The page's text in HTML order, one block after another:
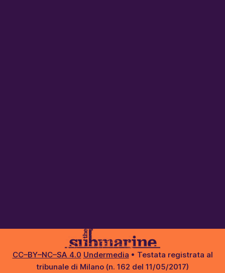
CC–BY–NC–SA 4.0 Undermedia • Testata registrata al
tribunale di Milano (n. 162 del 11/05/2017)